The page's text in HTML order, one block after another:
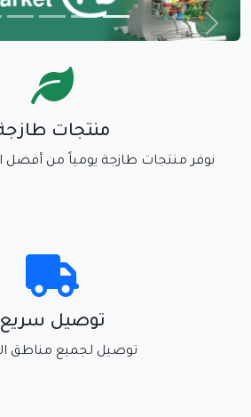
السابق
منتجات
نوفر منتجات طازجة يومياً من أفضل
توصيل سريع
توصيل لجميع مناطق